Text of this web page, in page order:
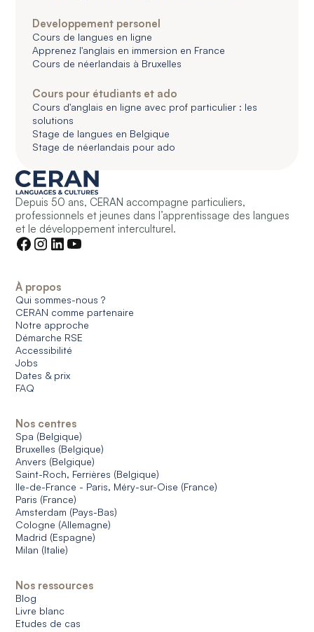
Developpement personel
Cours de langues en ligne
Apprenez l'anglais en immersion en France
Cours de néerlandais à Bruxelles
Cours pour étudiants et ado
Cours d'anglais en ligne avec prof particulier : les
solutions
Stage de langues en Belgique
Stage de néerlandais pour ado
Depuis 50 ans, CERAN accompagne particuliers,
professionnels et jeunes dans l’apprentissage des langues
et le développement interculturel.
À propos
Qui sommes-nous ?
CERAN comme partenaire
Notre approche
Démarche RSE
Accessibilité
Jobs
Dates & prix
FAQ
Nos centres
Spa (Belgique)
Bruxelles (Belgique)
Anvers (Belgique)
Saint-Roch, Ferrières (Belgique)
Ile-de-France - Paris, Méry-sur-Oise (France)
Paris (France)
Amsterdam (Pays-Bas)
Cologne (Allemagne)
Madrid (Espagne)
Milan (Italie)
Nos ressources
Blog
Livre blanc
Etudes de cas